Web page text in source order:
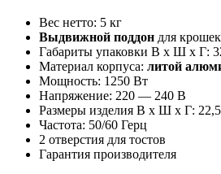
Вес нетто: 5 кг
Выдвижной поддон для крошек
Габариты упаковки В х Ш x Г:
Материал корпуса: литой
Мощность: 1250 Вт
Напряжение: 220 — 240 В
Размеры изделия В х Ш x Г:
Частота: 50/60 Герц
2 отверстия для тостов
Гарантия производителя